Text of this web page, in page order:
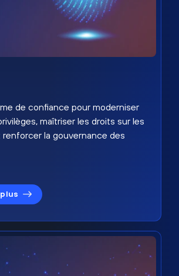
de confiance pour moderniser
maîtriser les droits sur les
renforcer la gouvernance des